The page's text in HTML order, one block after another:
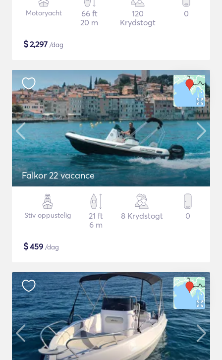
Motoryacht
66 ft
20 m
120
Krydstogt
0
$2,297 /dag
Falkor 22 vacance
Stiv oppustelig
21 ft
6 m
8 Krydstogt 0
$459 /dag